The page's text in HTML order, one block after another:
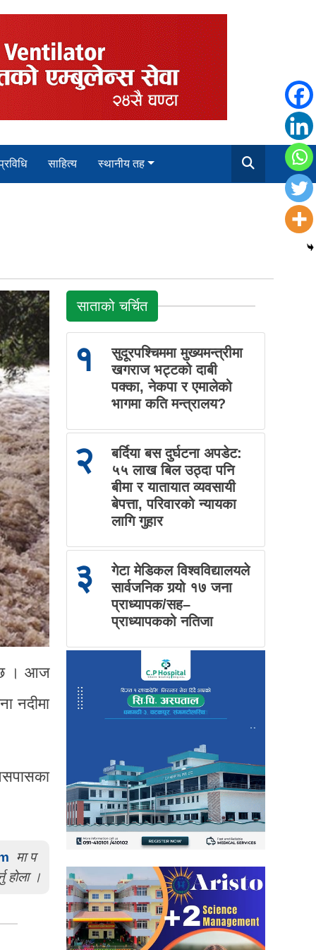
साहित्य स्थानीय तह
छ । आज
नदीमा
मा प
होला ।
साताको चर्चित
१
सुदूरपश्चिममा मुख्यमन्त्रीमा
खगराज भट्टको दाबी
पक्का, नेकपा र एमालेको
भागमा कति मन्त्रालय?
२
बर्दिया बस दुर्घटना अपडेट:
५५ लाख बिल उठ्दा पनि
बीमा र यातायात व्यवसायी
बेपत्ता, परिवारको न्यायका
लागि गुहार
३
गेटा मेडिकल विश्वविद्यालयले
सार्वजनिक गर्‍यो १७ जना
प्राध्यापक/सह–
प्राध्यापकको नतिजा